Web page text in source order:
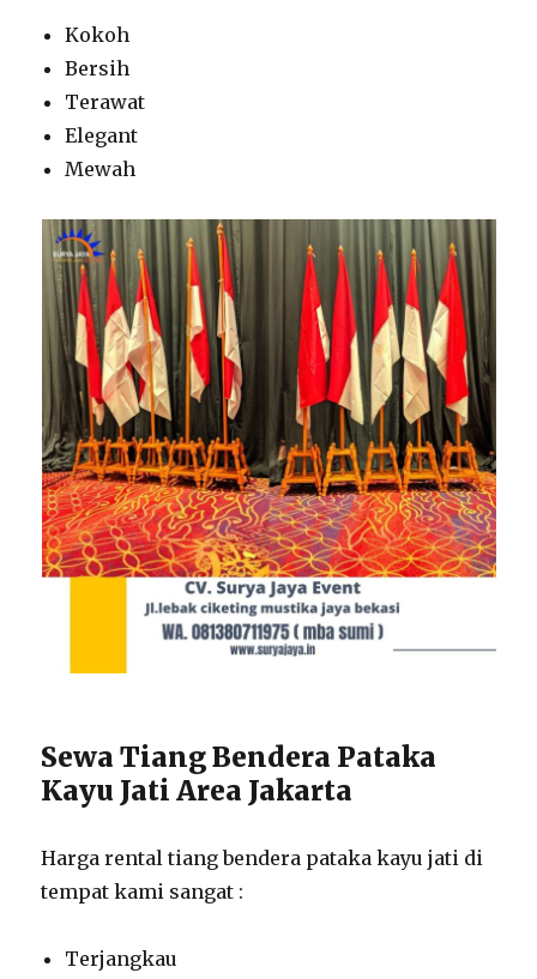
Kokoh
Bersih
Terawat
Elegant
Mewah
Sewa Tiang Bendera Pataka
Kayu Jati Area Jakarta
Harga rental tiang bendera pataka kayu jati di
tempat kami sangat :
Terjangkau